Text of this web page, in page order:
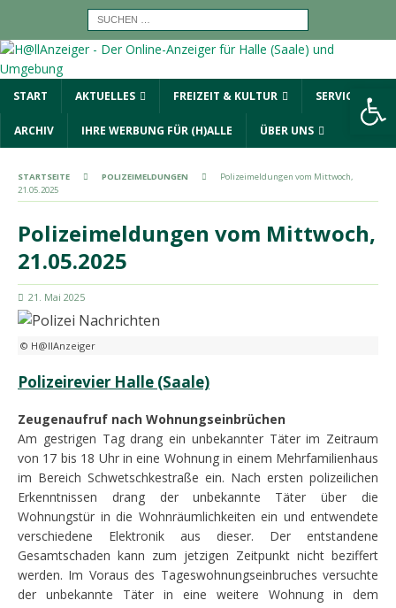
START AKTUELLES FREIZEIT & KULTUR SERVICE
ARCHIV IHRE WERBUNG FÜR (H)ALLE ÜBER UNS
STARTSEITE POLIZEIMELDUNGEN
Polizeimeldungen vom Mittwoch,
21.05.2025
Polizeimeldungen vom Mittwoch,
21.05.2025
21. Mai 2025
© H@llAnzeiger
Polizeirevier Halle (Saale)
Zeugenaufruf nach Wohnungseinbrüchen
Am gestrigen Tag drang ein unbekannter Täter im Zeitraum
von 17 bis 18 Uhr in eine Wohnung in einem Mehrfamilienhaus
im Bereich Schwetschkestraße ein. Nach ersten polizeilichen
Erkenntnissen drang der unbekannte Täter über die
Wohnungstür in die Wohnräumlichkeiten ein und entwendete
verschiedene Elektronik aus dieser. Der entstandene
Gesamtschaden kann zum jetzigen Zeitpunkt nicht beziffert
werden. Im Voraus des Tageswohnungseinbruches versuchte
der unbekannte Täter in eine weitere Wohnung in dem
Werkzeugleiste öffnen